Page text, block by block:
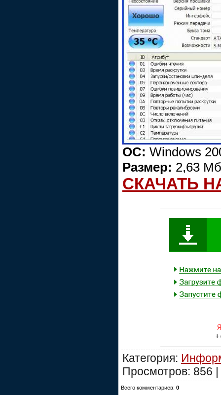
ОС: Windows
Размер: 2,63
СКАЧАТЬ
Категория:
Просмотров: 856
Всего комментариев: 0